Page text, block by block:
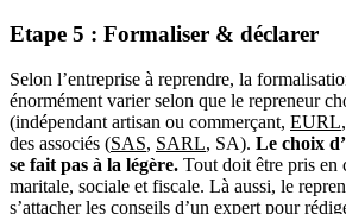
Etape 5 : Formaliser & déclarer
Selon l’entreprise à reprendre, la
énormément varier selon que le repreneur
(indépendant artisan ou commerçant, EURL
des associés (SAS, SARL, SA). Le choix
se fait pas à la légère. Tout doit être pris en
maritale, sociale et fiscale. Là aussi, le
s’attacher les conseils d’un expert pour